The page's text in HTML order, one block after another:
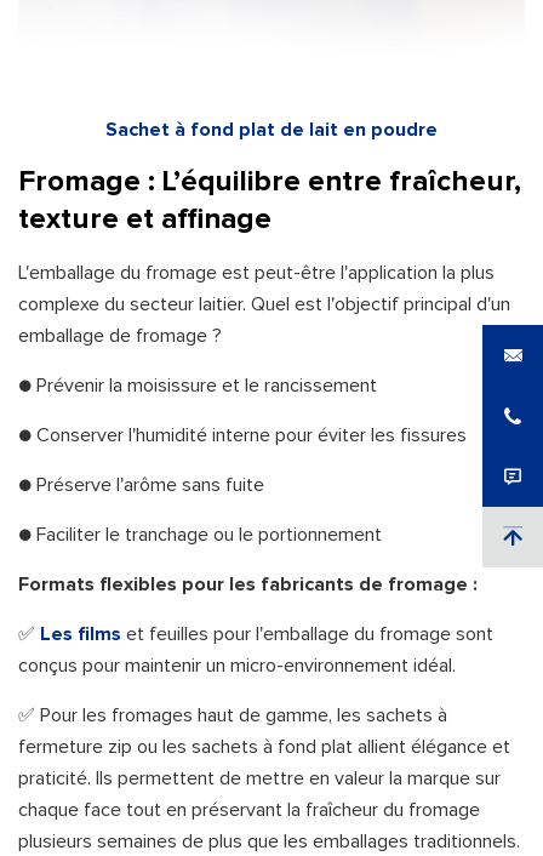
Sachet à fond plat de lait en poudre
Fromage : L’équilibre entre fraîcheur,
texture et affinage
L'emballage du fromage est peut-être l'application la plus
complexe du secteur laitier. Quel est l'objectif principal d'un
emballage de fromage ?
● Prévenir la moisissure et le rancissement
● Conserver l'humidité interne pour éviter les fissures
● Préserve l'arôme sans fuite
● Faciliter le tranchage ou le portionnement
Formats flexibles pour les fabricants de fromage :
✅ Les films et feuilles pour l'emballage du fromage sont
conçus pour maintenir un micro-environnement idéal.
✅ Pour les fromages haut de gamme, les sachets à
fermeture zip ou les sachets à fond plat allient élégance et
praticité. Ils permettent de mettre en valeur la marque sur
chaque face tout en préservant la fraîcheur du fromage
plusieurs semaines de plus que les emballages traditionnels.